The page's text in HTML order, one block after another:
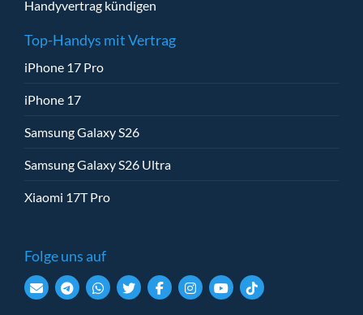
Handyvertrag kündigen
Top-Handys mit Vertrag
iPhone 17 Pro
iPhone 17
Samsung Galaxy S26
Samsung Galaxy S26 Ultra
Xiaomi 17T Pro
Folge uns auf